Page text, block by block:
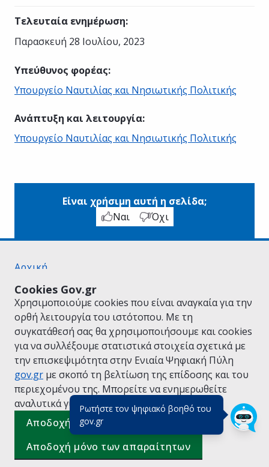
Ρωτήστε τον ψηφιακό βοηθό του
gov.gr(πάτησε για κλείσιμο)
Cookies Gov.gr
Χρησιμοποιούμε cookies που είναι αναγκαία για την
ορθή λειτουργία του ιστότοπου. Με τη
συγκατάθεσή σας θα χρησιμοποιήσουμε και cookies
για να συλλέξουμε στατιστικά στοιχεία σχετικά με
την επισκεψιμότητα στην Ενιαία Ψηφιακή Πύλη
gov.gr με σκοπό τη βελτίωση της επίδοσης και του
περιεχομένου της. Μπορείτε να ενημερωθείτε
αναλυτικά για την Πολιτική Cookies.
Αποδοχή όλων
Αποδοχή μόνο των απαραίτητων
Τελευταία ενημέρωση:
Παρασκευή 28 Ιουλίου, 2023
Υπεύθυνος φορέας:
Υπουργείο Ναυτιλίας και Νησιωτικής Πολιτικής
Ανάπτυξη και λειτουργία:
Υπουργείο Ναυτιλίας και Νησιωτικής Πολιτικής
Είναι χρήσιμη αυτή η σελίδα;
Ναι
Όχι
Αρχική
Όροι Χρήσης
Πολιτική Απορρήτου
Δήλωση προσβασιμότητας
Πολιτική cookies
Προτάσεις για το gov.gr
Υλοποίηση από το Υπουργείο Ψηφιακής
Διακυβέρνησης
Ελληνικά |Αγγλικά